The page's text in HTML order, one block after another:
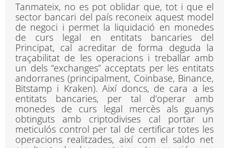
Tanmateix, no es pot oblidar que, tot i que el
sector bancari del país reconeix aquest model
de negoci i permet la liquidació en monedes
de curs legal en entitats bancaries del
Principat, cal acreditar de forma deguda la
traçabilitat de les operacions i treballar amb
un dels “exchanges” acceptats per les entitats
andorranes (principalment, Coinbase, Binance,
Bitstamp i Kraken). Així doncs, de cara a les
entitats bancaries, per tal d’operar amb
monedes de curs legal mercès als guanys
obtinguts amb criptodivises cal portar un
meticulós control per tal de certificar totes les
operacions realitzades, així com el saldo net